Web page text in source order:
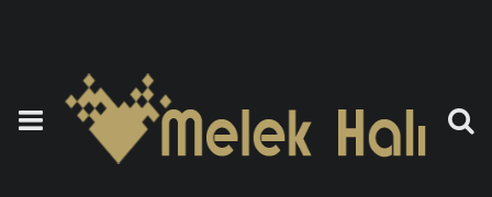
Etiket:Yün cami halısı
Kırıkkale